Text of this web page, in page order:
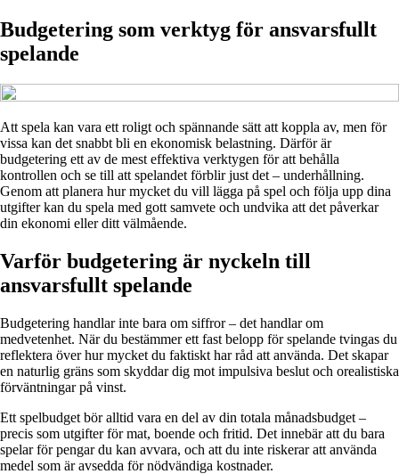
Budgetering som verktyg för ansvarsfullt
spelande
Att spela kan vara ett roligt och spännande sätt att koppla av, men för
vissa kan det snabbt bli en ekonomisk belastning. Därför är
budgetering ett av de mest effektiva verktygen för att behålla
kontrollen och se till att spelandet förblir just det – underhållning.
Genom att planera hur mycket du vill lägga på spel och följa upp dina
utgifter kan du spela med gott samvete och undvika att det påverkar
din ekonomi eller ditt välmående.
Varför budgetering är nyckeln till
ansvarsfullt spelande
Budgetering handlar inte bara om siffror – det handlar om
medvetenhet. När du bestämmer ett fast belopp för spelande tvingas du
reflektera över hur mycket du faktiskt har råd att använda. Det skapar
en naturlig gräns som skyddar dig mot impulsiva beslut och orealistiska
förväntningar på vinst.
Ett spelbudget bör alltid vara en del av din totala månadsbudget –
precis som utgifter för mat, boende och fritid. Det innebär att du bara
spelar för pengar du kan avvara, och att du inte riskerar att använda
medel som är avsedda för nödvändiga kostnader.